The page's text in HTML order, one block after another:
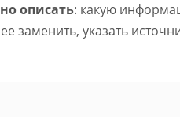
описать: какую
заменить, указать